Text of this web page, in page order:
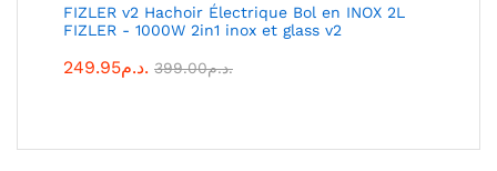
FIZLER v2 Hachoir Électrique Bol en INOX 2L
FIZLER - 1000W 2in1 inox et glass v2
249.95 د.م. 399.00 د.م.